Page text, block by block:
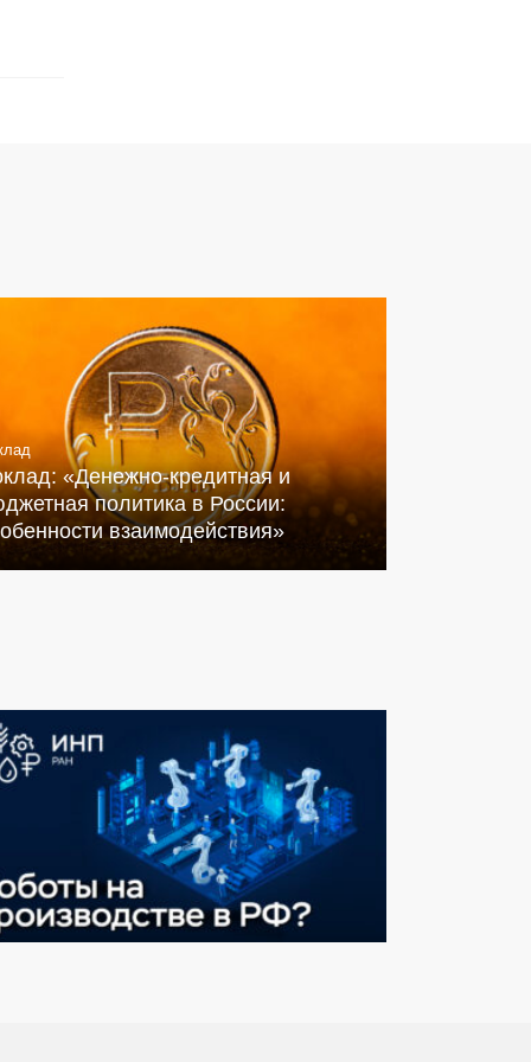
«Денежно-кредитная и
политика в России:
взаимодействия»